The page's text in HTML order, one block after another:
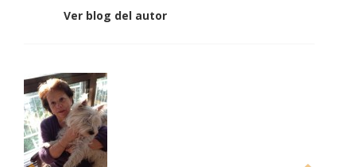
Ver blog del autor